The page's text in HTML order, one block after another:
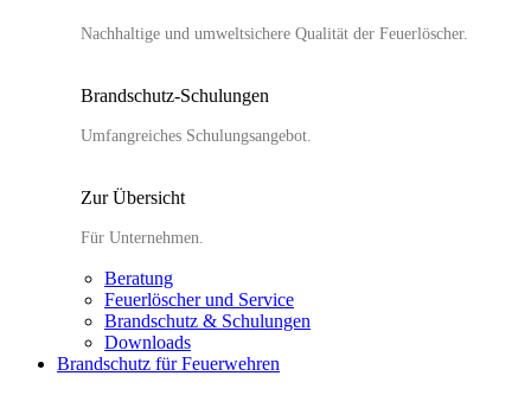
Nachhaltige und umweltsichere Qualität der Feuerlöscher.
Brandschutz-Schulungen
Umfangreiches Schulungsangebot.
Zur Übersicht
Für Unternehmen.
Beratung
Feuerlöscher und Service
Brandschutz & Schulungen
Downloads
Brandschutz für Feuerwehren